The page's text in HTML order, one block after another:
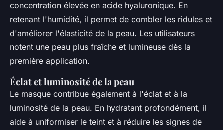
concentration élevée en acide hyaluronique. En
retenant l'humidité, il permet de combler les ridules et
d'améliorer l'élasticité de la peau. Les utilisateurs
notent une peau plus fraîche et lumineuse dès la
première application.
Éclat et luminosité de la peau
Le masque contribue également à l'éclat et à la
luminosité de la peau. En hydratant profondément, il
aide à uniformiser le teint et à réduire les signes de